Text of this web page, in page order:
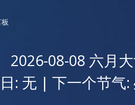
2026-08-08 六月
: 无 | 下一个节气: